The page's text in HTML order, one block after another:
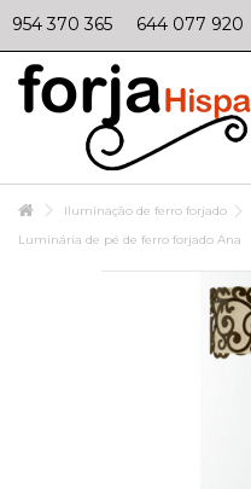
954 370 365 644 077 920
Iluminação de ferro forjado
Luminária de pé de ferro forjado Ana